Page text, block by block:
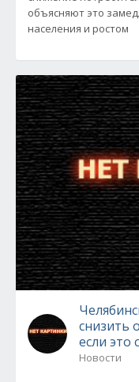
объясняют это
населения и ростом
снизить
если
Новости